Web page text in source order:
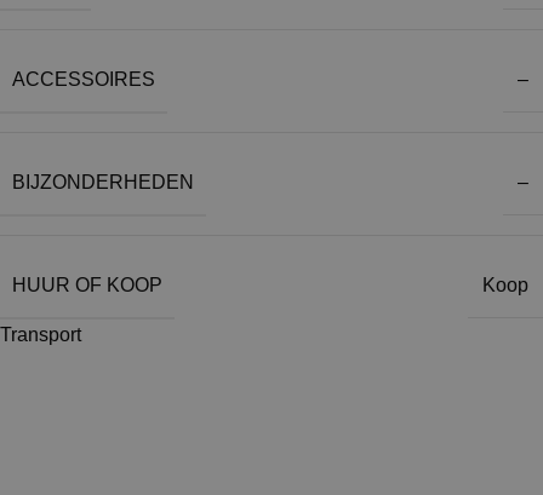
ACCESSOIRES –
BIJZONDERHEDEN –
HUUR OF KOOP Koop
Transport